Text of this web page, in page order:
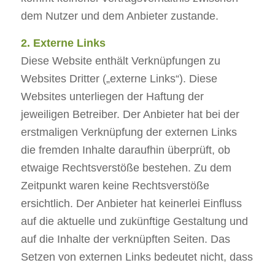
dem Nutzer und dem Anbieter zustande.
2. Externe Links
Diese Website enthält Verknüpfungen zu
Websites Dritter („externe Links“). Diese
Websites unterliegen der Haftung der
jeweiligen Betreiber. Der Anbieter hat bei der
erstmaligen Verknüpfung der externen Links
die fremden Inhalte daraufhin überprüft, ob
etwaige Rechtsverstöße bestehen. Zu dem
Zeitpunkt waren keine Rechtsverstöße
ersichtlich. Der Anbieter hat keinerlei Einfluss
auf die aktuelle und zukünftige Gestaltung und
auf die Inhalte der verknüpften Seiten. Das
Setzen von externen Links bedeutet nicht, dass